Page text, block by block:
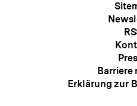
Barriere
Erklärung zur